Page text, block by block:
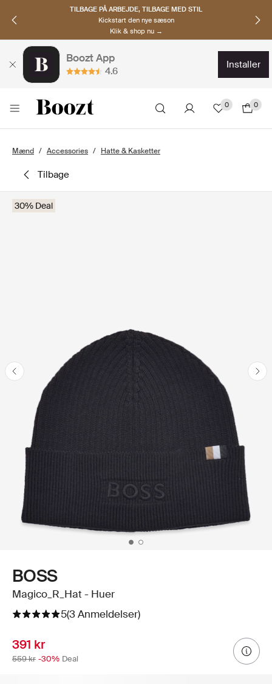
TILBAGE PÅ ARBEJDE, TILBAGE MED STIL
Kickstart den nye sæson
Klik & shop nu →
Boozt App
4.6
installer
0 0
Mænd Accessories Hatte & Kasketter
tilbage
30% Deal
BOSS
Magico_R_Hat - Huer
5(3 Anmeldelser)
391 kr
559 kr -30% Deal